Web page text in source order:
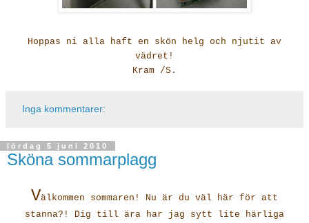
Hoppas ni alla haft en skön helg och njutit av
vädret!
Kram /S.
Inga kommentarer:
lördag 5 juni 2010
Sköna sommarplagg
Välkommen sommaren! Nu är du väl här för att
stanna?! Dig till ära har jag sytt lite härliga